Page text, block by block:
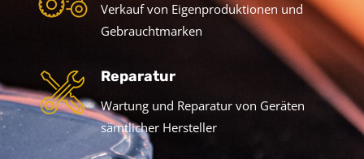
Verkauf von Eigenproduktionen und
Gebrauchtmarken
Reparatur
Wartung und Reparatur von Geräten
sämtlicher Hersteller